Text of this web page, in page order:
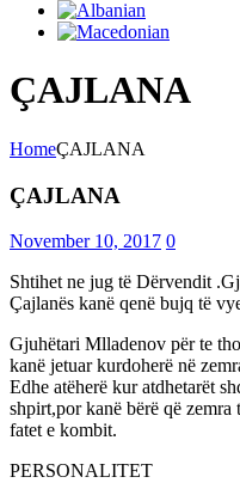
ÇAJLANA
HomeÇAJLANA
ÇAJLANA
November 10, 2017 0
Shtihet ne jug të Dërvendit
Çajlanës kanë qenë bujq të
Gjuhëtari Mlladenov për te
kanë jetuar kurdoherë në
Edhe atëherë kur atdhetarët
shpirt,por kanë bërë që zemra
fatet e kombit.
PERSONALITET